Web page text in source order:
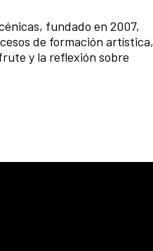
fundado en 2007,
de formación artística,
y la reflexión sobre